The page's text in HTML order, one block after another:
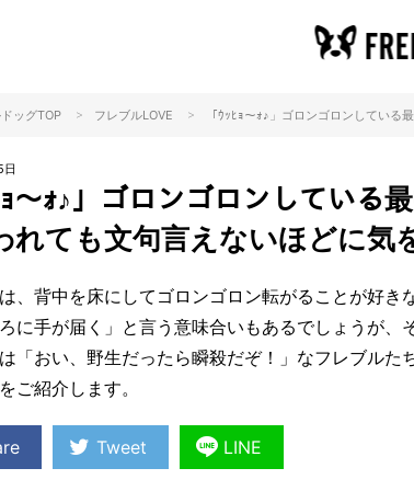
ッグTOP > フレブルLOVE > 「ｳｯﾋｮ〜ｫ♪」ゴロンゴロンしてい
ｮ〜ｫ♪」ゴロンゴロンしている
れても文句言えないほどに気
、背中を床にしてゴロンゴロン転がることが好き
に手が届く」と言う意味合いもあるでしょうが、
「おい、野生だったら瞬殺だぞ！」なフレブルた
ご紹介します。
Tweet LINE